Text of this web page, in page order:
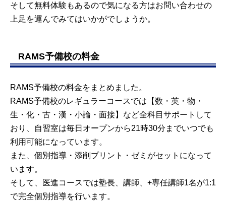
そして無料体験もあるので気になる方はお問い合わせの
上足を運んでみてはいかがでしょうか。
RAMS予備校の料金
RAMS予備校の料金をまとめました。
RAMS予備校のレギュラーコースでは【数・英・物・
生・化・古・漢・小論・面接】など全科目サポートして
おり、自習室は毎日オープンから21時30分までいつでも
利用可能になっています。
また、個別指導・添削プリント・ゼミがセットになって
います。
そして、医進コースでは塾長、講師、+専任講師1名が1:1
で完全個別指導を行います。